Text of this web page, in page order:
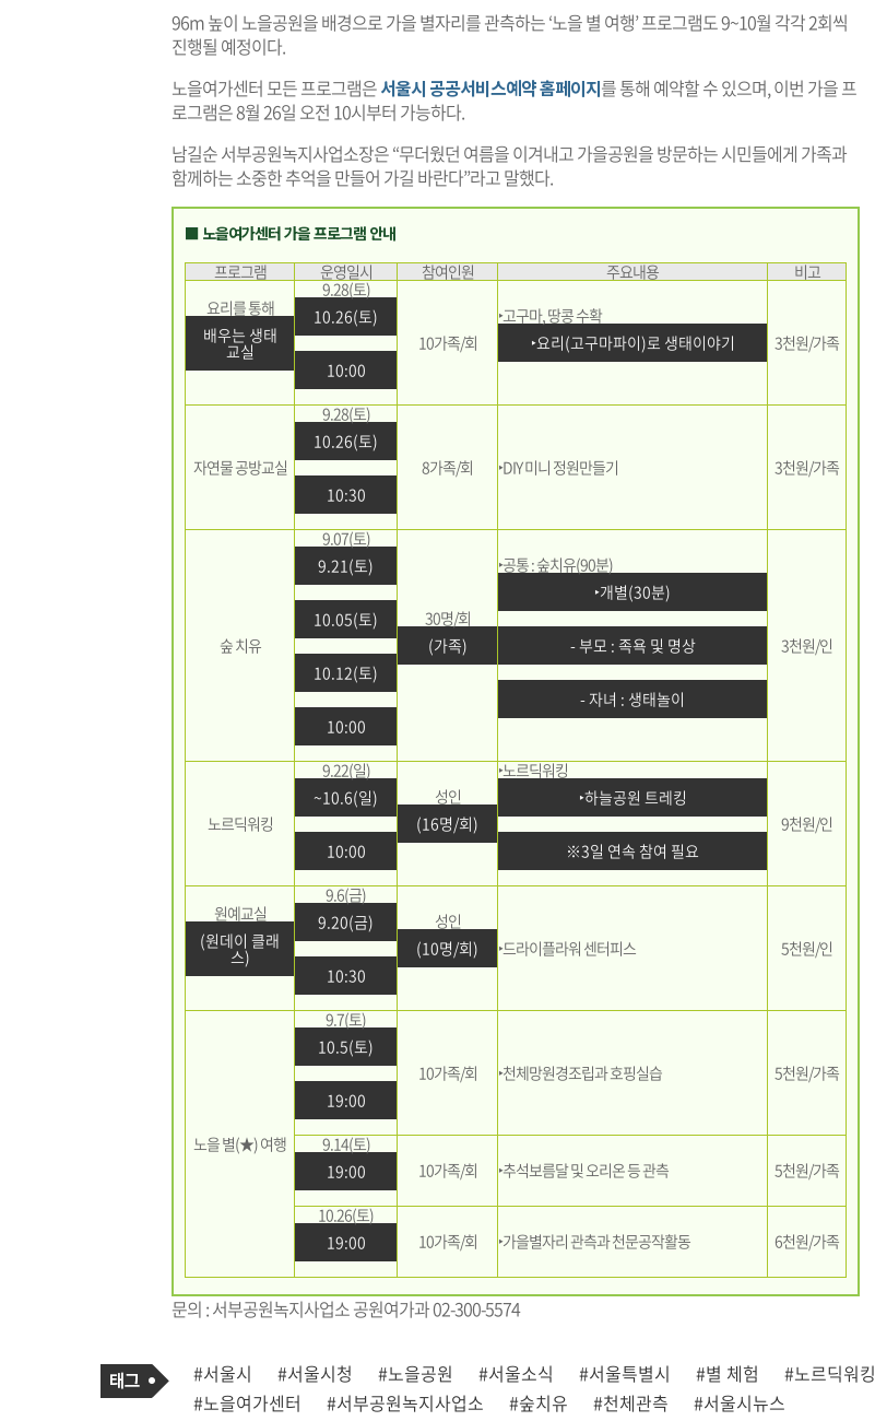
96m 높이 노을공원을 배경으로 가을 별자리를 관측하는 ‘노을 별 여행’ 프로그램도 9~10월 각각 2회씩
진행될 예정이다.
노을여가센터 모든 프로그램은서울시 공공서비스예약 홈페이지를 통해 예약할 수 있으며, 이번 가을 프
로그램은 8월 26일 오전 10시부터 가능하다.
남길순 서부공원녹지사업소장은 “무더웠던 여름을 이겨내고 가을공원을 방문하는 시민들에게 가족과
함께하는 소중한 추억을 만들어 가길 바란다”라고 말했다.
■ 노을여가센터 가을 프로그램 안내
프로그램
운영일시 참여인원 주요내용
비고
요리를 통해
배우는 생태
교실
9.28(토)
10.26(토)
10:00
10가족/회
‣고구마, 땅콩 수확
‣요리(고구마파이)로 생태이야기
3천원/가족
자연물 공방교실
9.28(토)
10.26(토)
10:30
8가족/회 ‣DIY 미니 정원만들기 3천원/가족
숲 치유
9.07(토)
9.21(토)
10.05(토)
10.12(토)
10:00
30명/회
(가족)
‣공통 : 숲치유(90분)
‣개별(30분)
- 부모 : 족욕 및 명상
- 자녀 : 생태놀이
3천원/인
노르딕워킹
9.22(일)
~10.6(일)
10:00
성인
(16명/회)
‣노르딕워킹
‣하늘공원 트레킹
※3일 연속 참여 필요
9천원/인
원예교실
(원데이 클래
스)
9.6(금)
9.20(금)
10:30
성인
(10명/회)
‣드라이플라워 센터피스 5천원/인
노을 별(★) 여행
9.7(토)
10.5(토)
19:00
10가족/회 ‣천체망원경조립과 호핑실습 5천원/가족
9.14(토)
19:00
10가족/회 ‣추석보름달 및 오리온 등 관측 5천원/가족
10.26(토)
19:00
10가족/회 ‣가을별자리 관측과 천문공작활동 6천원/가족
문의 : 서부공원녹지사업소 공원여가과 02-300-5574
사
관
련
태
그
#서울시 #서울시청 #노을공원 #서울소식 #서울특별시 #별 체험
#노르딕워킹
#노을여가센터
#서부공원녹지사업소 #숲치유 #천체관측 #서울시뉴스